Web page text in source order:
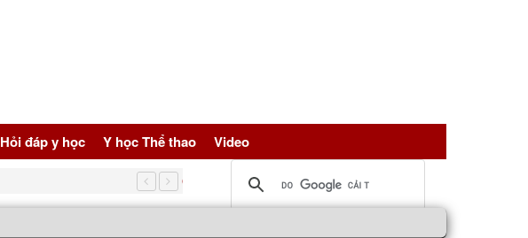
Hỏi đáp y học Y học Thể thao Video
Có nên uống giấm táo pha mật ong mỗi sáng